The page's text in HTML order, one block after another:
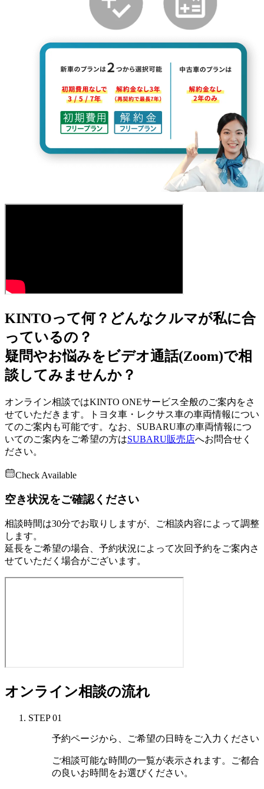
KINTOって何？ どんなクルマが私に合
っているの？
疑問やお悩みを ビデオ通話(Zoom)で相
談してみませんか？
オンライン相談ではKINTO ONEサービス全般のご案内をさ
せていただきます。トヨタ車・レクサス車の車両情報につい
てのご案内も可能です。なお、SUBARU車の車両情報につ
いてのご案内をご希望の方はSUBARU販売店へお問合せく
ださい。
Check Available
空き状況をご確認ください
相談時間は30分でお取りしますが、ご相談内容によって調整
します。
延長をご希望の場合、予約状況によって次回予約をご案内さ
せていただく場合がございます。
オンライン相談の流れ
STEP 01
予約ページから、ご希望の日時をご入力ください
ご相談可能な時間の一覧が表示されます。ご都合
の良いお時間をお選びください。